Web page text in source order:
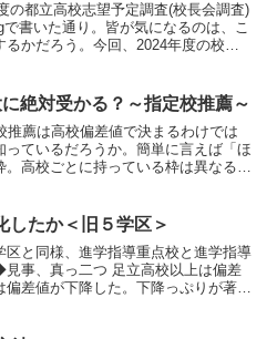
の都立高校志望予定調査(校長会調査)
書いた通り。皆が気になるのは、こ
かだろう。今回、2024年度の校長
絶対受かる？～指定校推薦～
薦は高校偏差値で決まるわけでは
ているだろうか。簡単に言えば「ほ
高校ごとに持っている枠は異なる」
したか＜旧５学区＞
と同様、進学指導重点校と進学指導
事、真っ二つ 足立高校以上は偏差
差値が下降した。下降っぷりが著し